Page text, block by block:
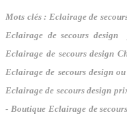
Mots clés : Eclairage de
Eclairage de secours
Eclairage de secours design
Eclairage de secours design
Eclairage de secours design
- Boutique Eclairage de